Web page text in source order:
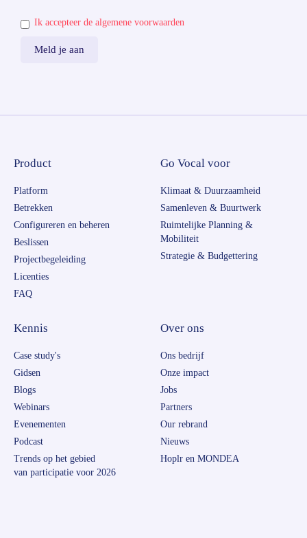
Ik accepteer de algemene voorwaarden
Product
Platform
Betrekken
Configureren en beheren
Beslissen
Projectbegeleiding
Licenties
FAQ
Go Vocal voor
Klimaat & Duurzaamheid
Samenleven & Buurtwerk
Ruimtelijke Planning &
Mobiliteit
Strategie & Budgettering
Kennis
Case study's
Gidsen
Blogs
Webinars
Evenementen
Podcast
Trends op het gebied
van participatie voor 2026
Over ons
Ons bedrijf
Onze impact
Jobs
Partners
Our rebrand
Nieuws
Hoplr en MONDEA